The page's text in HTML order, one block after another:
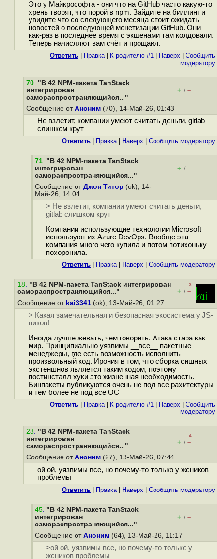
Это у Майкрософта - они что на GitHub часто какую-то
хрень творят, что порой в npm. Зайдите на биллинг и
увидите что со следующего месяца стоит ожидать
новостей о последующей монетизации GitHub. Они
как-раз в последнее время с экшенами там колдовали.
Теперь начисляют вам счёт и прощают.
Ответить Правка| К родителю #1 Наверх
Cообщить
модератору
70. "В 42 NPM-пакета TanStack
интегрирован
самораспространяющийся..."
+ / –
Сообщение от Аноним (70), 14-Май-26, 01:43
Не взлетит, компании умеют считать деньги, gitlab
слишком крут
Ответить Правка| Наверх Cообщить модератору
71. "В 42 NPM-пакета TanStack
интегрирован
самораспространяющийся..."
+ / –
Сообщение от Джон Титор (ok), 14-
Май-26, 14:04
> Не взлетит, компании умеют считать деньги,
gitlab слишком крут
Компании использующие технологии Microsoft
используют их Azure DevOps. Вообще эта
компания много чего купила и потом потихоньку
похоронила.
Ответить Правка| Наверх Cообщить модератору
18. "В 42 NPM-пакета TanStack интегрирован
самораспространяющийся..."
–3
+ / –
Сообщение от kai3341 (ok), 13-Май-26, 01:27
> Какая замечательная и безопасная экосистема у JS-
ников!
Иногда лучше жевать, чем говорить. Атака стара как
мир. Принципиально уязвимы __все__ пакетные
менеджеры, где есть возможность исполнить
произвольный код. Ирония в том, что сборка сишных
экстеншнов является таким кодом, поэтому
постинсталл хуки это жизненная необходимость.
Бинпакеты публикуются очень не под все рахитектуры
и тем более не под все ОС
Ответить Правка| К родителю #1 Наверх
Cообщить
модератору
28. "В 42 NPM-пакета TanStack
интегрирован
самораспространяющийся..."
–4
+ / –
Сообщение от Аноним (27), 13-Май-26, 07:44
ой ой, уязвимы все, но почему-то только у жсников
проблемы
Ответить Правка| Наверх Cообщить модератору
45. "В 42 NPM-пакета TanStack
интегрирован
самораспространяющийся..."
+ / –
Сообщение от Аноним (64), 13-Май-26, 11:17
>ой ой, уязвимы все, но почему-то только у
жсников проблемы